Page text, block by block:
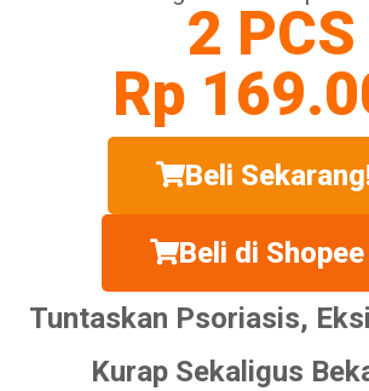
2 PCS
Rp
Beli
Beli di Shopee
Tuntaskan Psoriasis,
Kurap Sekaligus